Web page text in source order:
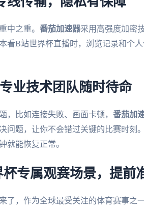
中之重。 番茄加速器采用高强度加密
看B站世界杯直播时，浏览记录和个
业技术团队随时待命
，比如连接失败、画面卡顿， 番茄加
问题，让你不会错过关键的比赛时刻
就能恢复正常。
专属观赛场景，提前
了，作为全球最受关注的体育赛事之